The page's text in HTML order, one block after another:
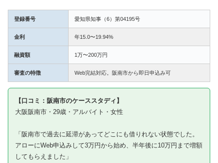
登録番号 愛知県知事（6）第04195号
金利 年15.0〜19.94%
融資額 1万〜200万円
審査の特徴 Web完結対応。阪南市から即日申込み可
【口コミ：阪南市のケーススタディ】
大阪阪南市・29歳・アルバイト・女性
「阪南市で過去に延滞があってどこにも借りれない状態でした。
アローにWeb申込みして3万円から始め、半年後に10万円まで増額
してもらえました」